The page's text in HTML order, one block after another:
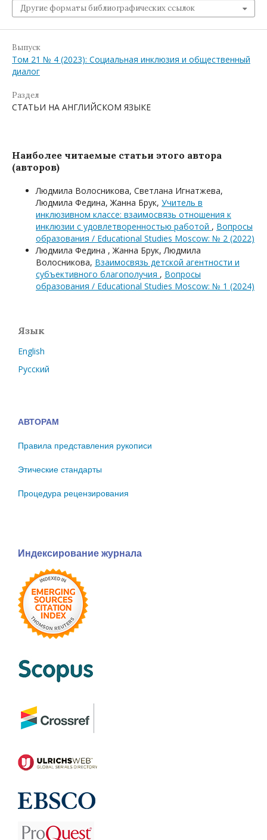
Другие форматы библиографических ссылок
Выпуск
Том 21 № 4 (2023): Социальная инклюзия и общественный
диалог
Раздел
СТАТЬИ НА АНГЛИЙСКОМ ЯЗЫКЕ
Наиболее читаемые статьи этого автора
(авторов)
Людмила Волосникова, Светлана Игнатжева,
Людмила Федина, Жанна Брук, Учитель в
инклюзивном классе: взаимосвязь отношения к
инклюзии с удовлетворенностью работой , Вопросы
образования / Educational Studies Moscow: № 2 (2022)
Людмила Федина , Жанна Брук, Людмила
Волосникова, Взаимосвязь детской агентности и
субъективного благополучия , Вопросы
образования / Educational Studies Moscow: № 1 (2024)
Язык
English
Русский
АВТОРАМ
Правила представления рукописи
Этические стандарты
Процедура рецензирования
Индексирование журнала